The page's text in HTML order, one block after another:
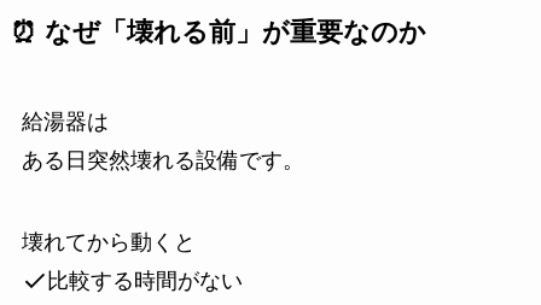
⏰ なぜ「壊れる前」が重要なのか
給湯器は
ある日突然壊れる設備です。
壊れてから動くと
比較する時間がない